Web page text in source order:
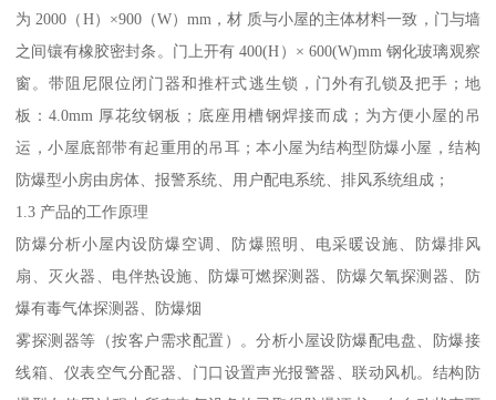
为 2000（H）×900（W）mm，材 质与小屋的主体材料一致，门与墙
之间镶有橡胶密封条。门上开有 400(H）× 600(W)mm 钢化玻璃观察
窗。带阻尼限位闭门器和推杆式逃生锁，门外有孔锁及把手；地
板：4.0mm 厚花纹钢板；底座用槽钢焊接而成；为方便小屋的吊
运，小屋底部带有起重用的吊耳；本小屋为结构型防爆小屋，结构
防爆型小房由房体、报警系统、用户配电系统、排风系统组成；
1.3 产品的工作原理
防爆分析小屋内设防爆空调、防爆照明、电采暖设施、防爆排风
扇、灭火器、电伴热设施、防爆可燃探测器、防爆欠氧探测器、防
爆有毒气体探测器、防爆烟
雾探测器等（按客户需求配置）。分析小屋设防爆配电盘、防爆接
线箱、仪表空气分配器、门口设置声光报警器、联动风机。结构防